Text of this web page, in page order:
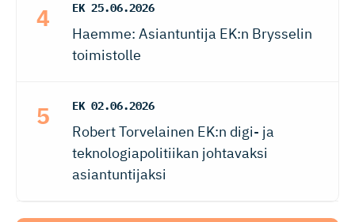
EK 25.06.2026
Haemme: Asiantuntija EK:n Brysselin
toimistolle
EK 02.06.2026
Robert Torvelainen EK:n digi- ja
teknologiapolitiikan johtavaksi
asiantuntijaksi